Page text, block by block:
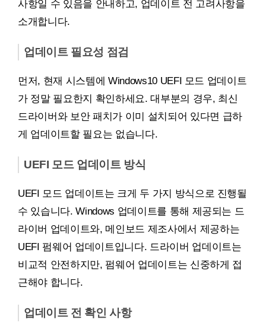
사항일 수 있음을 안내하고, 업데이트 전 고려사항을
소개합니다.
업데이트 필요성 점검
먼저, 현재 시스템에 Windows10 UEFI 모드 업데이트
가 정말 필요한지 확인하세요. 대부분의 경우, 최신
드라이버와 보안 패치가 이미 설치되어 있다면 급하
게 업데이트할 필요는 없습니다.
UEFI 모드 업데이트 방식
UEFI 모드 업데이트는 크게 두 가지 방식으로 진행될
수 있습니다. Windows 업데이트를 통해 제공되는 드
라이버 업데이트와, 메인보드 제조사에서 제공하는
UEFI 펌웨어 업데이트입니다. 드라이버 업데이트는
비교적 안전하지만, 펌웨어 업데이트는 신중하게 접
근해야 합니다.
업데이트 전 확인 사항